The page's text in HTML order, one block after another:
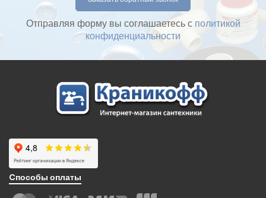
Отправляя форму вы соглашаетесь с политикой
конфиденциальности
Cпособы оплаты